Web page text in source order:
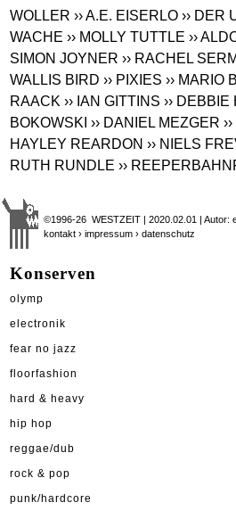
WOLLER ›› A.E. EISERLO ›› DER
WACHE ›› MOLLY TUTTLE ››
SIMON JOYNER ›› RACHEL
WALLIS BIRD ›› PIXIES ›› MARIO
RAACK ›› IAN GITTINS ››
BOKOWSKI ›› DANIEL MEZGER
HAYLEY REARDON ›› NIELS
RUTH RUNDLE ››
©1996-26 WESTZEIT | 2020.02.01 | Autor:
kontakt › impressum › datenschutz
Konserven
olymp
electronik
fear no jazz
floorfashion
hard & heavy
hip hop
reggae/dub
rock & pop
punk/hardcore